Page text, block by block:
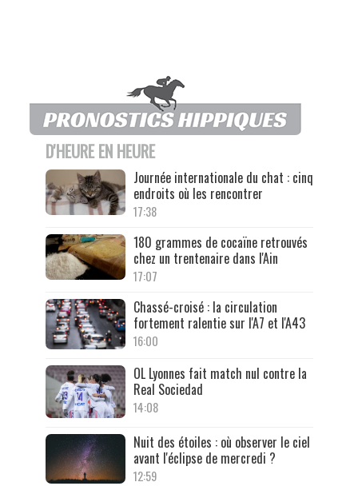
D'HEURE EN HEURE
Journée internationale du chat : cinq
endroits où les rencontrer
17:38
180 grammes de cocaïne retrouvés
chez un trentenaire dans l'Ain
17:07
Chassé-croisé : la circulation
fortement ralentie sur l'A7 et l'A43
16:00
OL Lyonnes fait match nul contre la
Real Sociedad
14:08
Nuit des étoiles : où observer le ciel
avant l'éclipse de mercredi ?
12:59